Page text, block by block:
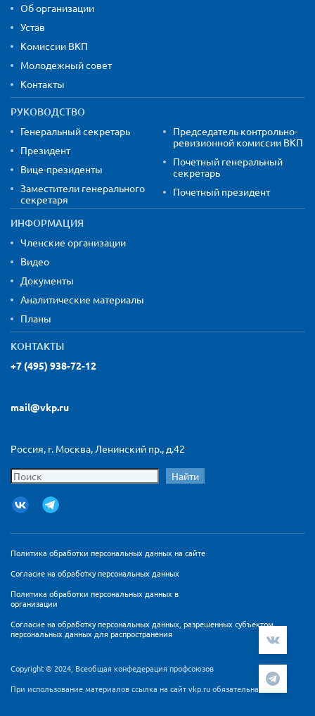
Об организации
Устав
Комиссии ВКП
Молодежный совет
Контакты
РУКОВОДСТВО
Генеральный секретарь
Президент
Вице-президенты
Заместители генерального
секретаря
Председатель контрольно-
ревизионной комиссии ВКП
Почетный генеральный
секретарь
Почетный президент
ИНФОРМАЦИЯ
Членские организации
Видео
Документы
Аналитические материалы
Планы
КОНТАКТЫ
+7 (495) 938-72-12
mail@vkp.ru
Россия, г. Москва, Ленинский пр., д.42
Найти
Политика обработки персональных данных на сайте
Согласие на обработку персональных данных
Политика обработки персональных данных в
организации
Согласие на обработку персональных данных, разрешенных субъектом
персональных данных для распространения
Copyright © 2024, Всеобщая конфедерация профсоюзов
При использование материалов ссылка на сайт vkp.ru обязательна